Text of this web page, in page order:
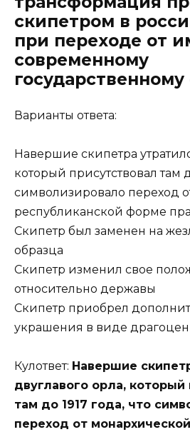
скипетром в
при переходе от
современному
Варианты ответа:
Навершие скипетра
который присутствовал там
символизировало переход
республиканской форме
Скипетр был заменен на
образца
Скипетр изменил свое
относительно державы
Скипетр приобрел
украшения в виде
Кулответ: Навершие
двуглавого орла, который
там до 1917 года, что
переход от